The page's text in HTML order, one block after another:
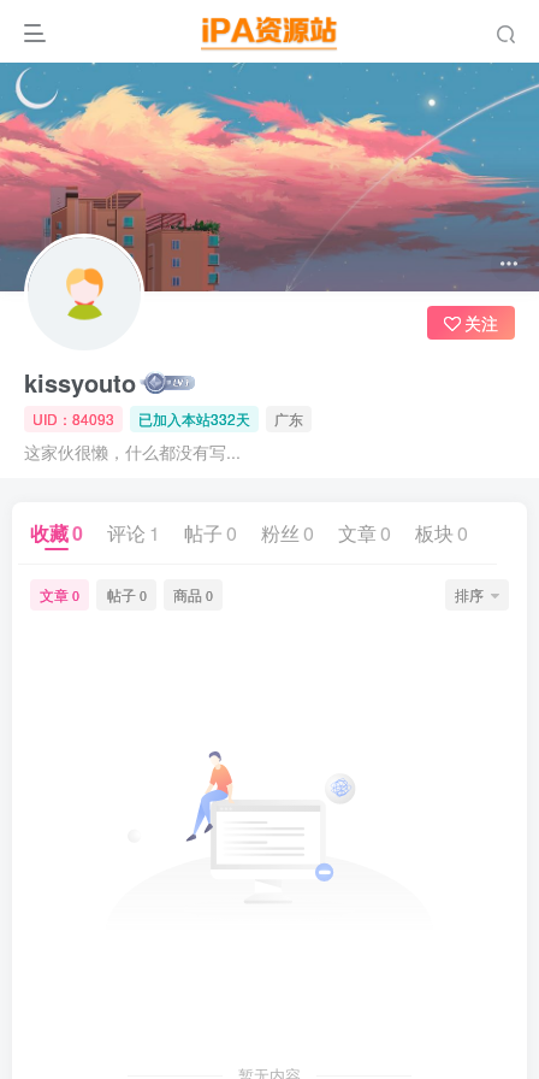
kissyouto
UID：84093 已加入本站332天 广东
这家伙很懒，什么都没有写...
关注
收藏0 评论 1 帖子 0 粉丝 0 文章0 板块 0
文章 0 帖子 0 商品 0 排序